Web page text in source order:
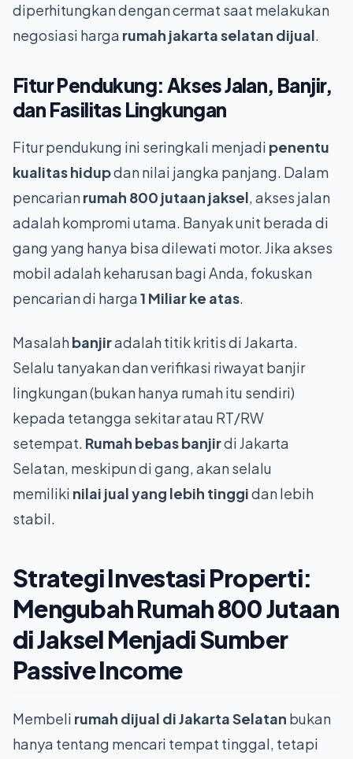
diperhitungkan dengan cermat saat melakukan
negosiasi harga rumah jakarta selatan dijual.
Fitur Pendukung: Akses Jalan, Banjir,
dan Fasilitas Lingkungan
Fitur pendukung ini seringkali menjadi penentu
kualitas hidupdan nilai jangka panjang. Dalam
pencarianrumah 800 jutaan jaksel, akses jalan
adalah kompromi utama. Banyak unit berada di
gang yang hanya bisa dilewati motor. Jika akses
mobil adalah keharusan bagi Anda, fokuskan
pencarian di harga1 Miliar ke atas.
Masalahbanjiradalah titik kritis di Jakarta.
Selalu tanyakan dan verifikasi riwayat banjir
lingkungan (bukan hanya rumah itu sendiri)
kepada tetangga sekitar atau RT/RW
setempat. Rumah bebas banjirdi Jakarta
Selatan, meskipun di gang, akan selalu
memiliki nilai jual yang lebih tinggidan lebih
stabil.
Strategi Investasi Properti:
MengubahRumah 800 Jutaan
di JakselMenjadi Sumber
Passive Income
Membeli rumah dijual di Jakarta Selatan bukan
hanya tentang mencari tempat tinggal, tetapi